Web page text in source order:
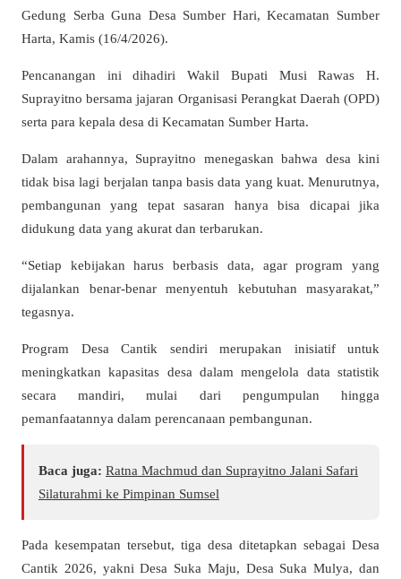
Gedung Serba Guna Desa Sumber Hari, Kecamatan Sumber
Harta, Kamis (16/4/2026).
Pencanangan ini dihadiri Wakil Bupati Musi Rawas H.
Suprayitno bersama jajaran Organisasi Perangkat Daerah (OPD)
serta para kepala desa di Kecamatan Sumber Harta.
Dalam arahannya, Suprayitno menegaskan bahwa desa kini
tidak bisa lagi berjalan tanpa basis data yang kuat. Menurutnya,
pembangunan yang tepat sasaran hanya bisa dicapai jika
didukung data yang akurat dan terbarukan.
“Setiap kebijakan harus berbasis data, agar program yang
dijalankan benar-benar menyentuh kebutuhan masyarakat,”
tegasnya.
Program Desa Cantik sendiri merupakan inisiatif untuk
meningkatkan kapasitas desa dalam mengelola data statistik
secara mandiri, mulai dari pengumpulan hingga
pemanfaatannya dalam perencanaan pembangunan.
Baca juga: Ratna Machmud dan Suprayitno Jalani Safari
Silaturahmi ke Pimpinan Sumsel
Pada kesempatan tersebut, tiga desa ditetapkan sebagai Desa
Cantik 2026, yakni Desa Suka Maju, Desa Suka Mulya, dan